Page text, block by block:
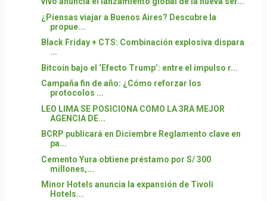
¿Piensas viajar a Buenos Aires? Descubre la
propue...
Black Friday + CTS: Combinación explosiva dispara
...
Bitcoin bajo el ‘Efecto Trump’: entre el impulso r...
Campaña fin de año: ¿Cómo reforzar los
protocolos ...
LEO LIMA SE POSICIONA COMO LA 3RA MEJOR
AGENCIA DE...
BCRP publicará en Diciembre Reglamento clave en
pa...
Cemento Yura obtiene préstamo por S/ 300
millones,...
Minor Hotels anuncia la expansión de Tivoli
Hotels...